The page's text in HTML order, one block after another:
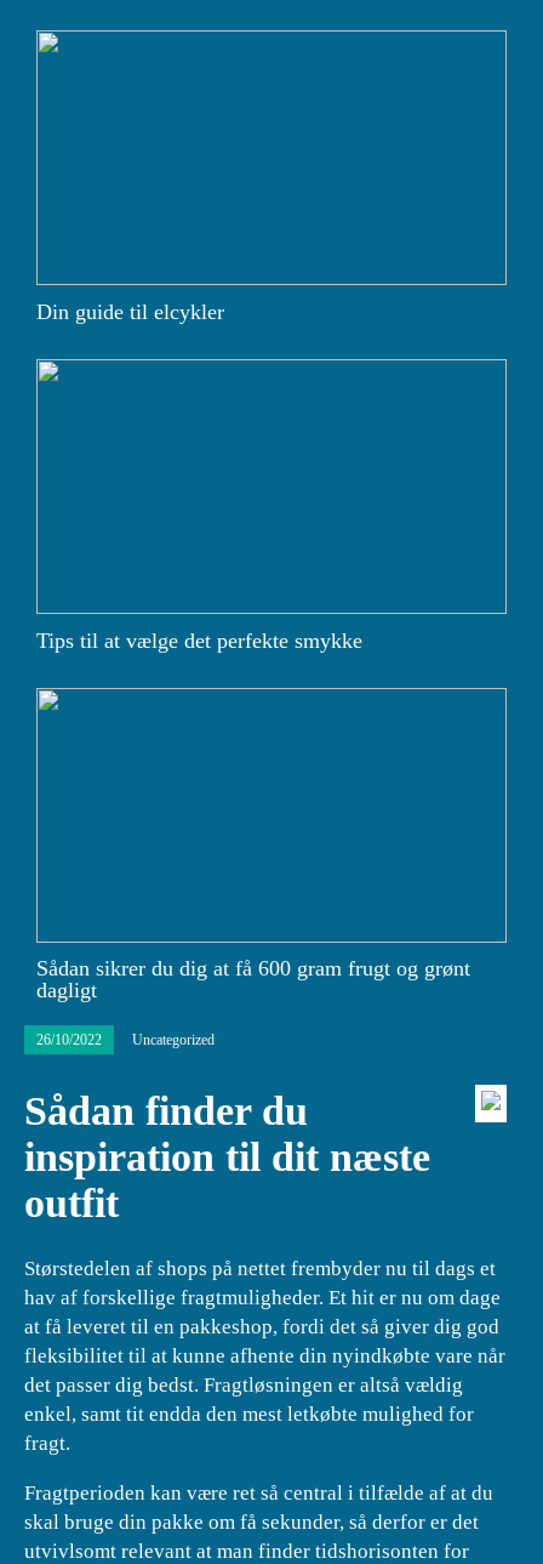
Din guide til elcykler
Tips til at vælge det perfekte smykke
Sådan sikrer du dig at få 600 gram frugt og grønt
dagligt
26/10/2022 Uncategorized
Sådan finder du
inspiration til dit næste
outfit
Størstedelen af shops på nettet frembyder nu til dags et
hav af forskellige fragtmuligheder. Et hit er nu om dage
at få leveret til en pakkeshop, fordi det så giver dig god
fleksibilitet til at kunne afhente din nyindkøbte vare når
det passer dig bedst. Fragtløsningen er altså vældig
enkel, samt tit endda den mest letkøbte mulighed for
fragt.
Fragtperioden kan være ret så central i tilfælde af at du
skal bruge din pakke om få sekunder, så derfor er det
utvivlsomt relevant at man finder tidshorisonten for